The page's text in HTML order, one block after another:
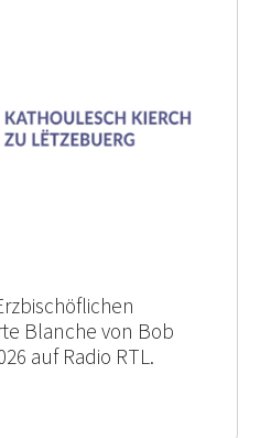
Blanche von Bob
auf Radio RTL.